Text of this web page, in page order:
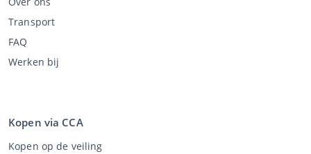
Transport
FAQ
Werken bij
Kopen via CCA
Kopen op de veiling